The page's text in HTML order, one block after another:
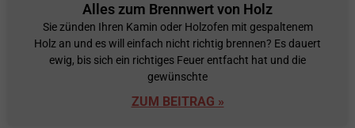
Alles zum Brennwert von Holz
Sie zünden Ihren Kamin oder Holzofen mit gespaltenem
Holz an und es will einfach nicht richtig brennen? Es dauert
ewig, bis sich ein richtiges Feuer entfacht hat und die
gewünschte
ZUM BEITRAG »